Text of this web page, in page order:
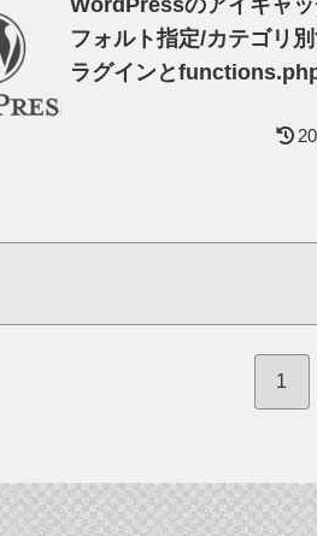
WordPressのアイキャ
フォルト指定/カテゴリ
ラグインと
1